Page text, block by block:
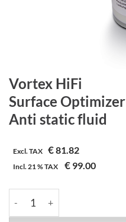
Vortex HiFi
Surface Optimizer
Anti static fluid
Excl. TAX €81.82
Incl.21 %TAX € 99.00